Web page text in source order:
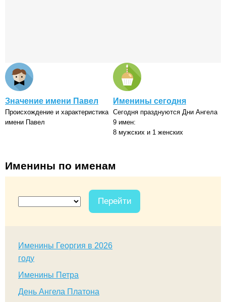
Значение имени Павел
Происхождение и характеристика
имени Павел
Именины сегодня
Сегодня празднуются Дни Ангела
9 имен:
8 мужских и 1 женских
Именины по именам
Перейти
Именины Георгия в 2026
году
Именины Петра
День Ангела Платона